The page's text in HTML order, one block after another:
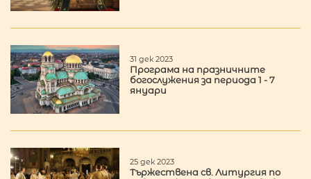
31 дек 2023
Програма на празничните
богослужения за периода 1 - 7
януари
25 дек 2023
Тържествена св. Литургия по